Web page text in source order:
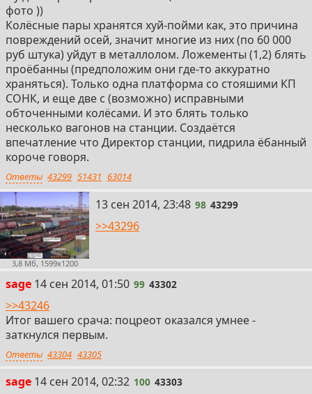
фото ))
Колёсные пары хранятся хуй-пойми как, это причина
повреждений осей, значит многие из них (по 60 000
руб штука) уйдут в металлолом. Ложементы (1,2) блять
проёбанны (предположим они где-то аккуратно
храняться). Только одна платформа со стояшими КП
СОНК, и еще две с (возможно) исправными
обточенными колёсами. И это блять только
несколько вагонов на станции. Создаётся
впечатление что Директор станции, пидрила ёбанный
короче говоря.
Ответы 43299 51431 63014
3,8 Мб, 1599x1200
98
13 сен 2014, 23:48 98 43299
>>43296
sage 99
14 сен 2014, 01:50 99 43302
>>43246
Итог вашего срача: поцреот оказался умнее -
заткнулся первым.
Ответы 43304 43305
sage 100
14 сен 2014, 02:32 100 43303